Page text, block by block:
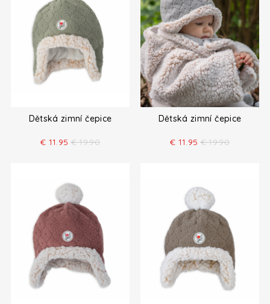
Dětská zimní čepice
€ 11.95 € 19.90
Dětská zimní čepice
€ 11.95 € 19.90